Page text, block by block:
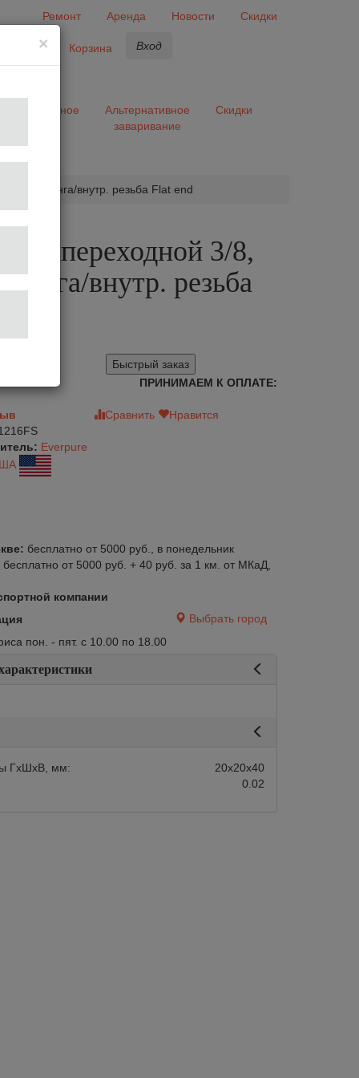
Ремонт Аренда Новости
Скидки
Корзина Вход
Разное
Альтернативное
заваривание
Скидки
BSP цанга/внутр. резьба Flat end
JG переходной 3/8,
цанга/внутр. резьба
Быстрый заказ
ПРИНИМАЕМ К ОПЛАТЕ:
Сравнить
Нравится
Everpure
бесплатно от 5000 руб., в понедельник
бесплатно от 5000 руб. + 40 руб. за 1 км. от МКаД,
компании
Выбрать город
пон. - пят. с 10.00 по 18.00
ГхШхВ, мм:
20х20х40
0.02
×